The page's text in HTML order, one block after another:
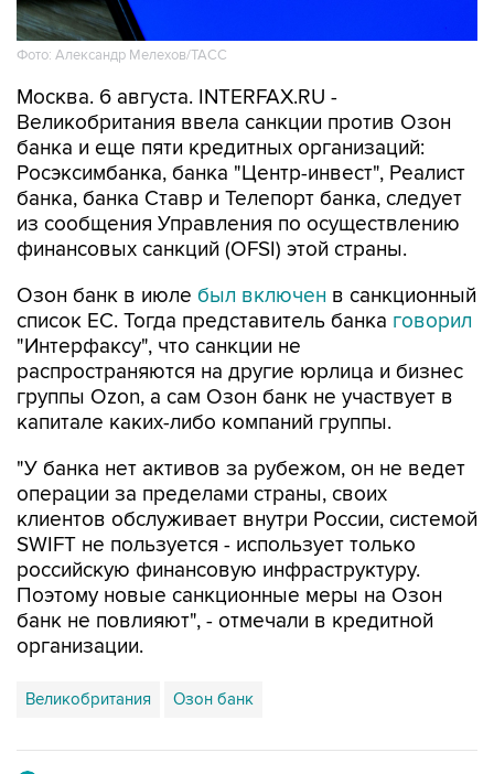
Фото: Александр Мелехов/ТАСС
Москва. 6 августа. INTERFAX.RU -
Великобритания ввела санкции против Озон
банка и еще пяти кредитных организаций:
Росэксимбанка, банка "Центр-инвест", Реалист
банка, банка Ставр и Телепорт банка, следует
из сообщения Управления по осуществлению
финансовых санкций (OFSI) этой страны.
Озон банк в июле был включен в санкционный
список ЕС. Тогда представитель банка говорил
"Интерфаксу", что санкции не
распространяются на другие юрлица и бизнес
группы Ozon, а сам Озон банк не участвует в
капитале каких-либо компаний группы.
"У банка нет активов за рубежом, он не ведет
операции за пределами страны, своих
клиентов обслуживает внутри России, системой
SWIFT не пользуется - использует только
российскую финансовую инфраструктуру.
Поэтому новые санкционные меры на Озон
банк не повлияют", - отмечали в кредитной
организации.
Великобритания Озон банк